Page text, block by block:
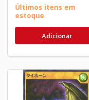
Últimos itens em
estoque
Adicionar